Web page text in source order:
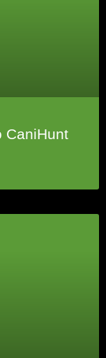
CaniHunt